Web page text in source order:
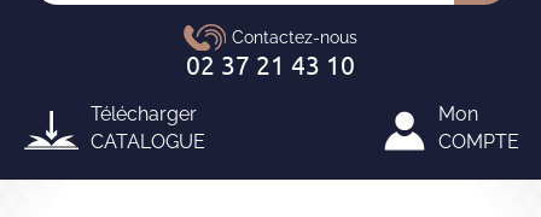
Télécharger
CATALOGUE
Mon
COMPTE